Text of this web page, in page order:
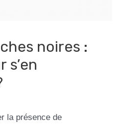
noires :
s’en
la présence de